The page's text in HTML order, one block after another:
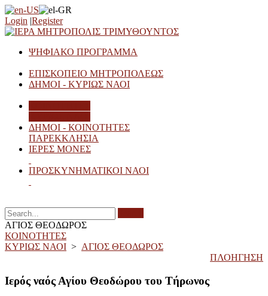
Login |Register
ΨΗΦΙΑΚΟ ΠΡΟΓΡΑΜΜΑ
ΕΠΙΣΚΟΠΕΙΟ ΜΗΤΡΟΠΟΛΕΩΣ
ΔΗΜΟΙ - ΚΥΡΙΩΣ ΝΑΟΙ
ΔΗΜΟΙ - ΚΟΙΝΟΤΗΤΕΣ
ΠΑΡΕΚΚΛΗΣΙΑ
ΙΕΡΕΣ ΜΟΝΕΣ
ΠΡΟΣΚΥΝΗΜΑΤΙΚΟΙ ΝΑΟΙ
ΑΓΙΟΣ ΘΕΟΔΩΡΟΣ
ΚΟΙΝΟΤΗΤΕΣ
ΚΥΡΙΩΣ ΝΑΟΙ > ΑΓΙΟΣ ΘΕΟΔΩΡΟΣ
ΠΛΟΗΓΗΣΗ
Ιερός ναός Αγίου Θεοδώρου του Τήρωνος